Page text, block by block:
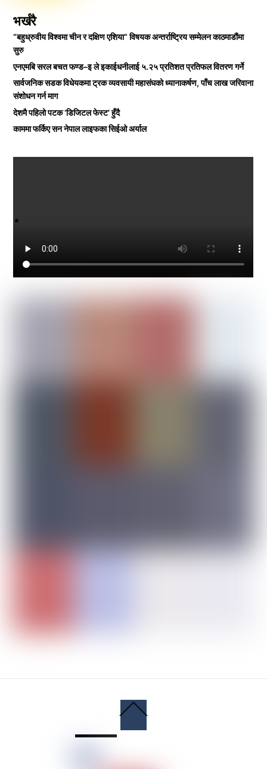
भर्खरै
“बहुध्रुवीय विश्वमा चीन र दक्षिण एशिया“ विषयक अन्तर्राष्ट्रिय सम्मेलन काठमाडौंमा
सुरु
एनएमबि सरल बचत फण्ड–इ ले इकाईधनीलाई ५.२५ प्रतिशत प्रतिफल वितरण गर्ने
सार्वजनिक सडक विधेयकमा ट्रक व्यवसायी महासंघको ध्यानाकर्षण, पाँच लाख जरिवाना
संशोधन गर्न माग
देशमै पहिलो पटक ‘डिजिटल फेस्ट’ हुँदै
काममा फर्किए सन नेपाल लाइफका सिईओ अर्याल
To